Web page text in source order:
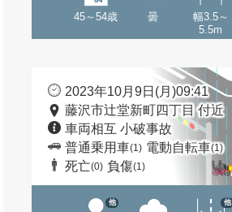
45～54歳 曇
幅3.5～
5.5m
2023年10月9日(月)09:41
藤沢市辻堂新町四丁目 付近
車両相互 小破事故
普通乗用車(1) 電動自転車(1)
死亡(0) 負傷(1)
他 他